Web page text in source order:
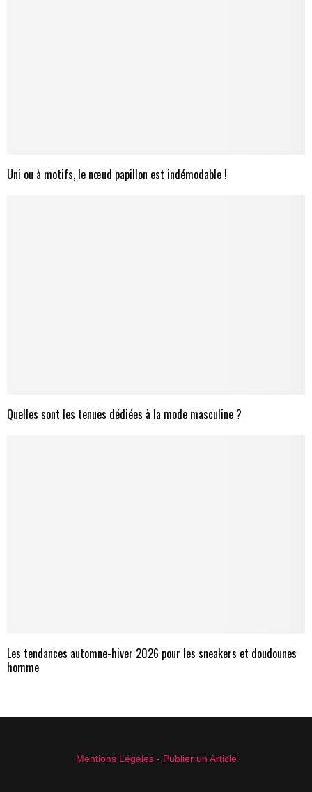
Uni ou à motifs, le nœud papillon est indémodable !
Quelles sont les tenues dédiées à la mode masculine ?
Les tendances automne-hiver 2026 pour les sneakers et doudounes
homme
Mentions Légales- Publier un Article